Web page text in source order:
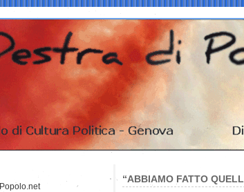
“ABBIAMO FATTO